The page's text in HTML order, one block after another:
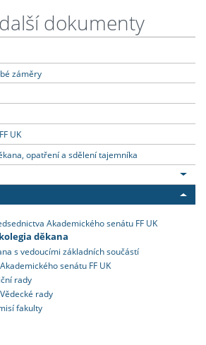
dokumenty
záměry
UK
opatření a sdělení tajemníka
Akademického senátu FF UK
děkana
s vedoucími základních součástí
senátu FF UK
rady
rady
fakulty